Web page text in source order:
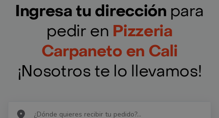
Ingresa tu dirección para
pedir en Pizzeria
Carpaneto en Cali
¡Nosotros te lo llevamos!